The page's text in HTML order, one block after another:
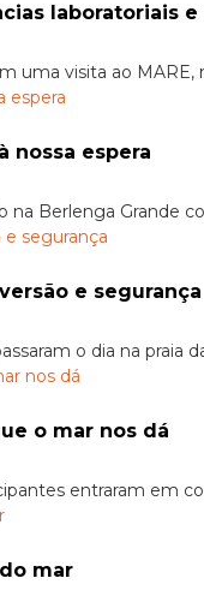
laboratoriais
uma visita ao MARE,
nossa espera
na Berlenga Grande
e segurança
o dia na praia
o mar nos dá
entraram em
mar